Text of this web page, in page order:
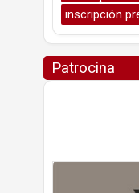
inscripción
Patrocina